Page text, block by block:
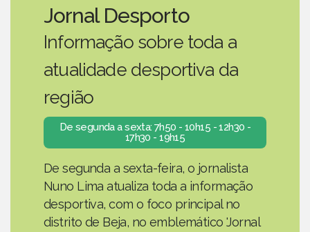
Jornal Desporto
Informação sobre toda a
atualidade desportiva da
região
De segunda a sexta: 7h50 - 10h15 - 12h30 -
17h30 - 19h15
De segunda a sexta-feira, o jornalista
Nuno Lima atualiza toda a informação
desportiva, com o foco principal no
distrito de Beja, no emblemático 'Jornal